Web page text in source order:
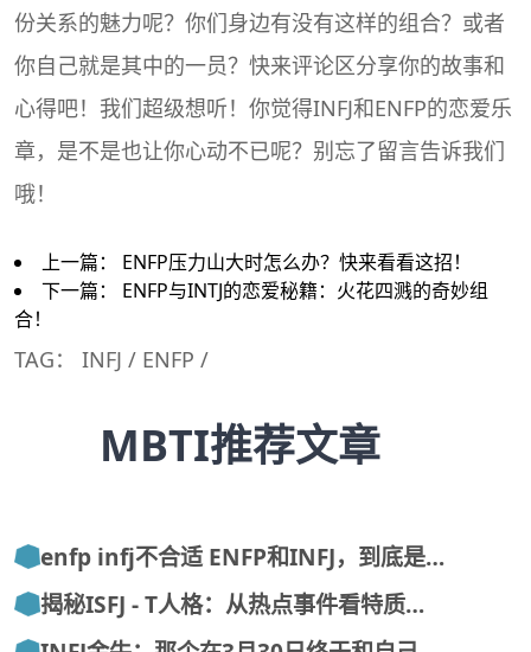
份关系的魅力呢？你们身边有没有这样的组合？或者
你自己就是其中的一员？快来评论区分享你的故事和
心得吧！我们超级想听！你觉得INFJ和ENFP的恋爱乐
章，是不是也让你心动不已呢？别忘了留言告诉我们
哦！
上一篇： ENFP压力山大时怎么办？快来看看这招！
下一篇： ENFP与INTJ的恋爱秘籍：火花四溅的奇妙组
合！
TAG： INFJ / ENFP /
MBTI推荐文章
enfp infj不合适 ENFP和INFJ，到底是…
揭秘ISFJ - T人格：从热点事件看特质…